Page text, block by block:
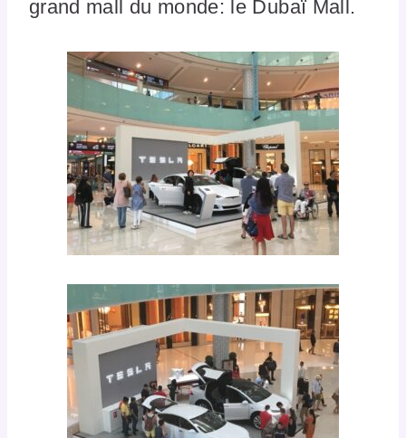
grand mall du monde: le Dubaï Mall.